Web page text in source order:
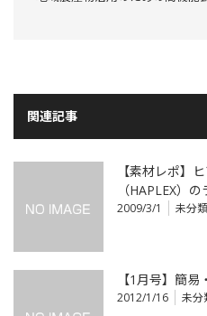
関連記事
【素材レポ】
（HAPLEX）
2009/3/1 未分類
【1月号】簡
2012/1/16 未分